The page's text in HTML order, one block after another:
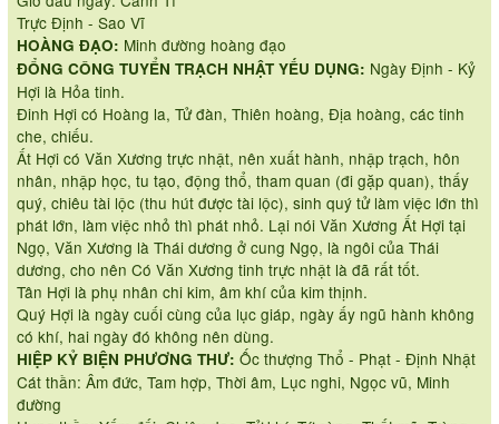
Trực Định - Sao Vĩ
HOÀNG ĐẠO: Minh đường hoàng đạo
ĐỔNG CÔNG TUYỂN TRẠCH NHẬT YẾU DỤNG: Ngày Định - Kỷ
Hợi là Hỏa tinh.
Đinh Hợi có Hoàng la, Tử đàn, Thiên hoàng, Địa hoàng, các tinh
che, chiếu.
Ất Hợi có Văn Xương trực nhật, nên xuất hành, nhập trạch, hôn
nhân, nhập học, tu tạo, động thổ, tham quan (đi gặp quan), thấy
quý, chiêu tài lộc (thu hút được tài lộc), sinh quý tử làm việc lớn thì
phát lớn, làm việc nhỏ thì phát nhỏ. Lại nói Văn Xương Ất Hợi tại
Ngọ, Văn Xương là Thái dương ở cung Ngọ, là ngôi của Thái
dương, cho nên Có Văn Xương tinh trực nhật là đã rất tốt.
Tân Hợi là phụ nhân chi kim, âm khí của kim thịnh.
Quý Hợi là ngày cuối cùng của lục giáp, ngày ấy ngũ hành không
có khí, hai ngày đó không nên dùng.
HIỆP KỶ BIỆN PHƯƠNG THƯ: Ốc thượng Thổ - Phạt - Định Nhật
Cát thần: Âm đức, Tam hợp, Thời âm, Lục nghi, Ngọc vũ, Minh
đường